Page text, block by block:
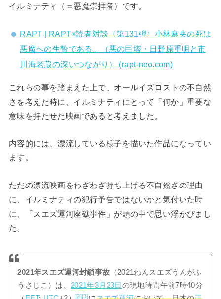
イルミナティ（＝悪魔崇拝者）です。
RAPT | RAPT×読者対談〈第131弾〉小林麻央の死は
悪魔への生贄である。（悪の巨塔・日野原重明と市
川海老蔵の深いつながり） (rapt-neo.com)
これらの事を踏まえた上で、オールイズロストの不自然
さを考えた時に、イルミナティにとって「何か」重要な
意味を持たせた映画であると考えました。
内容的には、漂流している様子を描いた作品になってい
ます。
ただの漂流映画をわざわざ持ち上げる不自然さの理由
に、イルミナティの犯行予告ではないかと気付いた時
に、「スエズ運河座礁事件」が頭の中で思い浮かびまし
た。
2021年スエズ運河封鎖事故 （2021ねんスエズうんがふ
うさじこ）は、 2021年3月23日 の現地時間午前7時40分
[2][3]